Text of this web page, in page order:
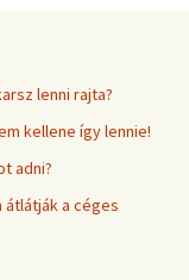
lenni rajta?
kellene így lennie!
adni?
átlátják a céges